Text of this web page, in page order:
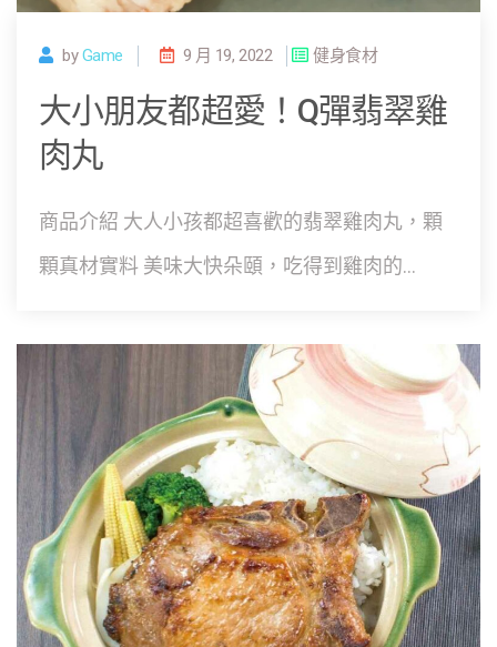
byGame 9 月 19, 2022 健身食材
大小朋友都超愛！Q彈翡翠雞
肉丸
商品介紹 大人小孩都超喜歡的翡翠雞肉丸，顆
顆真材實料 美味大快朵頤，吃得到雞肉的...